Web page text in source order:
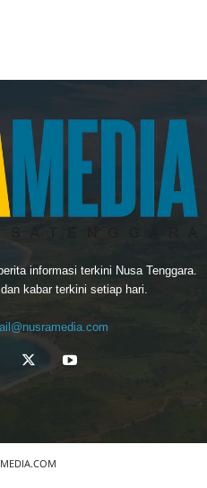
informasi terkini Nusa Tenggara.
kabar terkini setiap hari.